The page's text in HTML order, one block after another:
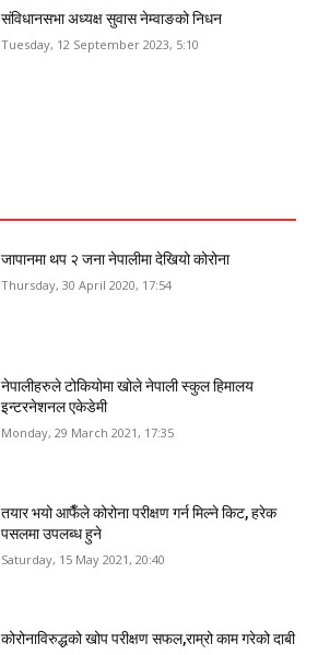
संविधानसभा अध्यक्ष सुवास नेम्वाङको निधन
Tuesday, 12 September 2023, 5:10
जापानमा थप २ जना नेपालीमा देखियो कोरोना
Thursday, 30 April 2020, 17:54
नेपालीहरुले टोकियोमा खोले नेपाली स्कुल हिमालय
इन्टरनेशनल एकेडेमी
Monday, 29 March 2021, 17:35
तयार भयो आफैँले कोरोना परीक्षण गर्न मिल्ने किट, हरेक
पसलमा उपलब्ध हुने
Saturday, 15 May 2021, 20:40
कोरोनाविरुद्धको खोप परीक्षण सफल,राम्रो काम गरेको दाबी